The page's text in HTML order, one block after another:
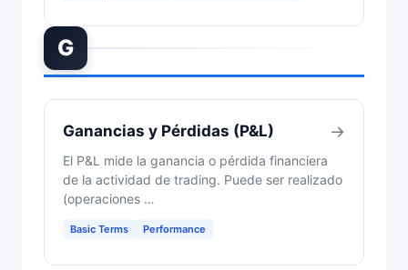
G
Ganancias y Pérdidas (P&L)
El P&L mide la ganancia o pérdida financiera
de la actividad de trading. Puede ser realizado
(operaciones …
Basic Terms Performance
→